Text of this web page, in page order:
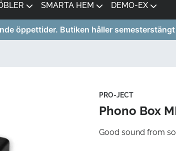
SMARTA HEM DEMO-EX
öppettider. Butiken håller
PRO-JECT
Phono Box
Good sound from